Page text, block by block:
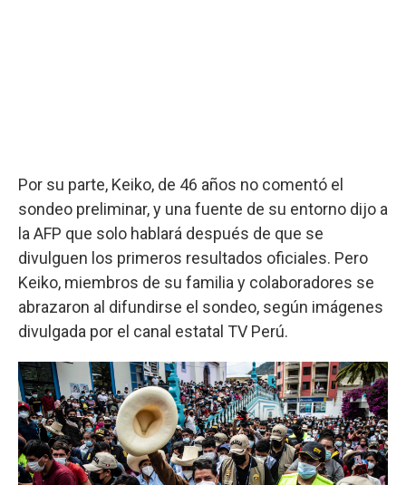
Por su parte, Keiko, de 46 años no comentó el
sondeo preliminar, y una fuente de su entorno dijo a
la AFP que solo hablará después de que se
divulguen los primeros resultados oficiales. Pero
Keiko, miembros de su familia y colaboradores se
abrazaron al difundirse el sondeo, según imágenes
divulgada por el canal estatal TV Perú.